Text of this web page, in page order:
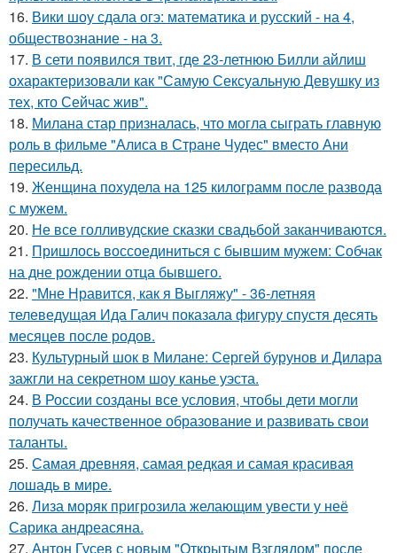
16. Вики шоу сдала огэ: математика и русский - на 4,
обществознание - на 3.
17. В сети появился твит, где 23-летнюю Билли айлиш
охарактеризовали как "Самую Сексуальную Девушку из
тех, кто Сейчас жив".
18. Милана стар призналась, что могла сыграть главную
роль в фильме "Алиса в Стране Чудес" вместо Ани
пересильд.
19. Женщина похудела на 125 килограмм после развода
с мужем.
20. Не все голливудские сказки свадьбой заканчиваются.
21. Пришлось воссоединиться с бывшим мужем: Собчак
на дне рождении отца бывшего.
22. "Мне Нравится, как я Выгляжу" - 36-летняя
телеведущая Ида Галич показала фигуру спустя десять
месяцев после родов.
23. Культурный шок в Милане: Сергей бурунов и Дилара
зажгли на секретном шоу канье уэста.
24. В России созданы все условия, чтобы дети могли
получать качественное образование и развивать свои
таланты.
25. Самая древняя, самая редкая и самая красивая
лошадь в мире.
26. Лиза моряк пригрозила желающим увести у неё
Сарика андреасяна.
27. Антон Гусев с новым "Открытым Взглядом" после